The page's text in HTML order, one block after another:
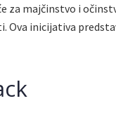
za majčinstvo i
Ova inicijativa